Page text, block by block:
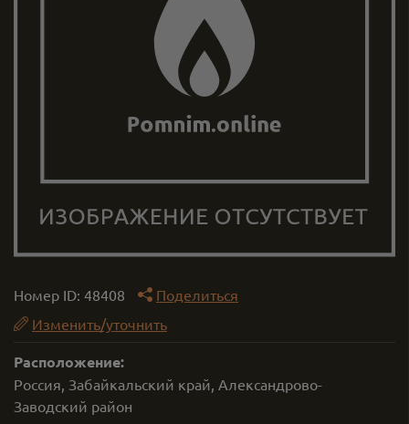
Номер ID: 48408
Поделиться
Изменить/уточнить
Расположение:
Россия, Забайкальский край, Александрово-
Заводский район